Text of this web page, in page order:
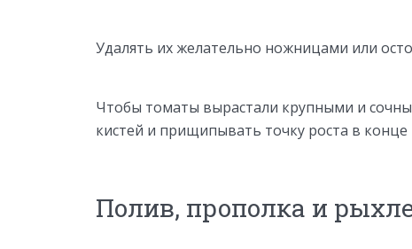
Удалять их желательно ножницами или
Чтобы томаты вырастали крупными и
кистей и прищипывать точку роста в конце
Полив, прополка и